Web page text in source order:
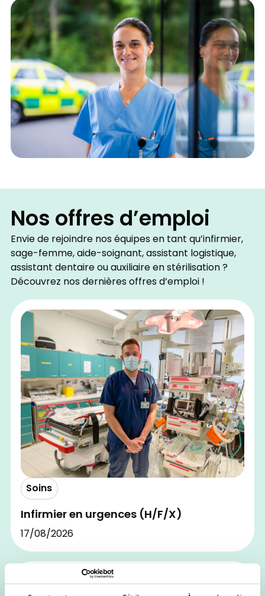
Nos offres d’emploi
Envie de rejoindre nos équipes en tant qu’infirmier,
sage-femme, aide-soignant, assistant logistique,
assistant dentaire ou auxiliaire en stérilisation ?
Découvrez nos dernières offres d’emploi !
Soins
Infirmier en urgences (H/F/X)
17/08/2026